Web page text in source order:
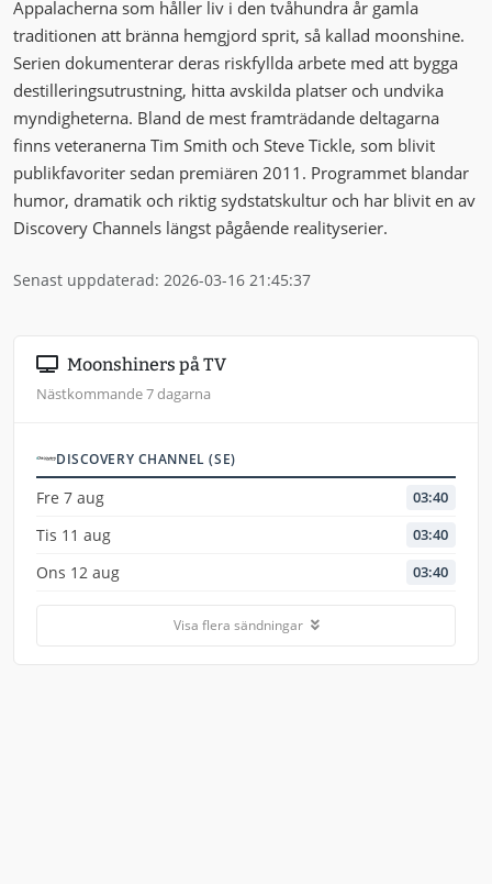
Appalacherna som håller liv i den tvåhundra år gamla
traditionen att bränna hemgjord sprit, så kallad moonshine.
Serien dokumenterar deras riskfyllda arbete med att bygga
destilleringsutrustning, hitta avskilda platser och undvika
myndigheterna. Bland de mest framträdande deltagarna
finns veteranerna Tim Smith och Steve Tickle, som blivit
publikfavoriter sedan premiären 2011. Programmet blandar
humor, dramatik och riktig sydstatskultur och har blivit en av
Discovery Channels längst pågående realityserier.
Senast uppdaterad: 2026-03-16 21:45:37
Moonshiners på TV
Nästkommande 7 dagarna
DISCOVERY CHANNEL (SE)
Fre 7 aug 03:40
Tis 11 aug 03:40
Ons 12 aug 03:40
Visa flera sändningar